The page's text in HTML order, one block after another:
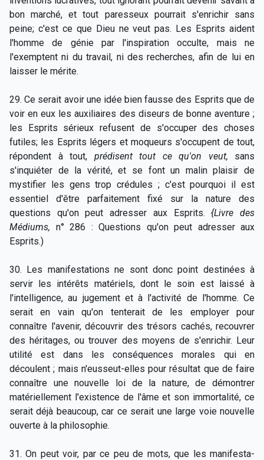
bon marché, et tout paresseux pourrait s'enrichir sans
peine; c'est ce que Dieu ne veut pas. Les Esprits aident
l'homme de génie par l'inspiration occulte, mais ne
l'exemptent ni du travail, ni des recherches, afin de lui en
laisser le mérite.
29. Ce serait avoir une idée bien fausse des Esprits que de
voir en eux les auxiliaires des diseurs de bonne aventure ;
les Esprits sérieux refusent de s'occuper des choses
futiles; les Esprits légers et moqueurs s'occupent de tout,
répondent à tout, prédisent tout ce qu'on veut, sans
s'inquiéter de la vérité, et se font un malin plaisir de
mystifier les gens trop crédules ; c'est pourquoi il est
essentiel d'être parfaitement fixé sur la nature des
questions qu'on peut adresser aux Esprits.{Livre des
Médiums, n° 286 : Questions qu'on peut adresser aux
Esprits.)
30. Les manifestations ne sont donc point destinées à
servir les intérêts matériels, dont le soin est laissé à
l'intelligence, au jugement et à l'activité de l'homme. Ce
serait en vain qu'on tenterait de les employer pour
connaître l'avenir, découvrir des trésors cachés, recouvrer
des héritages, ou trouver des moyens de s'enrichir. Leur
utilité est dans les conséquences morales qui en
découlent ; mais n'eusseut-elles pour résultat que de faire
connaître une nouvelle loi de la nature, de démontrer
matériellement l'existence de l'âme et son immortalité, ce
serait déjà beaucoup, car ce serait une large voie nouvelle
ouverte à la philosophie.
31. On peut voir, par ce peu de mots, que les manifesta-